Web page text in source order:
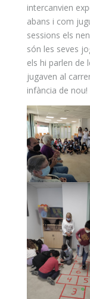
intercanvien
abans i com
sessions els
són les seves
els hi parlen de
jugaven al
infància de nou!